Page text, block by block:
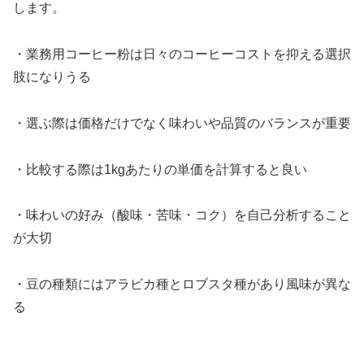
します。
・業務用コーヒー粉は日々のコーヒーコストを抑える選択
肢になりうる
・選ぶ際は価格だけでなく味わいや品質のバランスが重要
・比較する際は1kgあたりの単価を計算すると良い
・味わいの好み（酸味・苦味・コク）を自己分析すること
が大切
・豆の種類にはアラビカ種とロブスタ種があり風味が異な
る